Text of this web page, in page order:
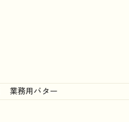
業務用バター